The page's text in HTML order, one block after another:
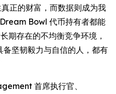
正的财富，而数据则成为我
Bowl 代币持有者都能
期存在的不均衡竞争环境，
坚韧毅力与自信的人，都有
首席执行官、